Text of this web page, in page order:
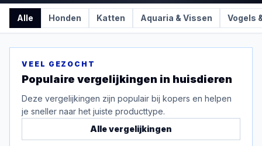
Alle Honden Katten Aquaria & Vissen Vogels
VEEL GEZOCHT
Populaire vergelijkingen in huisdieren
Deze vergelijkingen zijn populair bij kopers en helpen
je sneller naar het juiste producttype.
Alle vergelijkingen